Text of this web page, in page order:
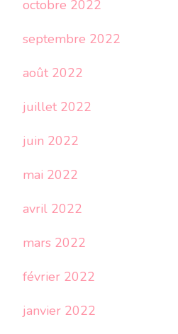
octobre 2022
septembre 2022
août 2022
juillet 2022
juin 2022
mai 2022
avril 2022
mars 2022
février 2022
janvier 2022